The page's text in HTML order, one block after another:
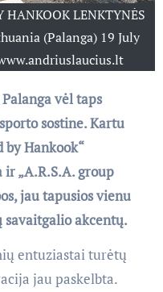
HANKOOK LENKTYNĖS
(Palanga) 19 July
vėl taps
sostine. Kartu
by Hankook“
„A.R.S.A. group
jau tapusios vienu
akcentų.
entuziastai turėtų
jau paskelbta.